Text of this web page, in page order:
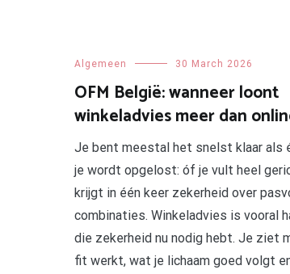
Algemeen 30 March 2026
OFM België: wanneer loont
winkeladvies meer dan
Je bent meestal het snelst klaar als
je wordt opgelost: óf je vult heel
krijgt in één keer zekerheid over
combinaties. Winkeladvies is vooral
die zekerheid nu nodig hebt. Je ziet
fit werkt, wat je lichaam goed volgt